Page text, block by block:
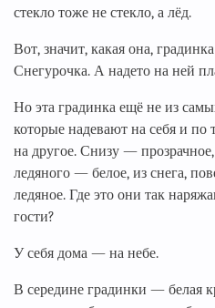
стекло тоже не стекло, а лёд.
Вот, значит, какая она,
Снегурочка. А надето на ней
Но эта градинка ещё не из
которые надевают на себя и по
на другое. Снизу —
ледяного — белое, из снега,
ледяное. Где это они так
гости?
У себя дома — на небе.
В середине градинки — белая